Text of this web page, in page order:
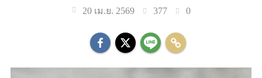
20 เม.ย. 2569 377 0